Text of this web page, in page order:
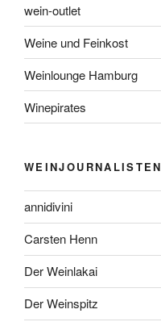
wein-outlet
Weine und Feinkost
Weinlounge Hamburg
Winepirates
WEINJOURNALISTEN
annidivini
Carsten Henn
Der Weinlakai
Der Weinspitz